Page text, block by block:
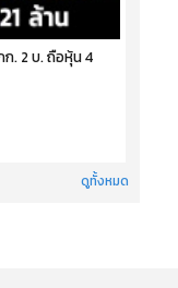
. 2 บ. ถือหุ้น 4
ดูทั้งหมด